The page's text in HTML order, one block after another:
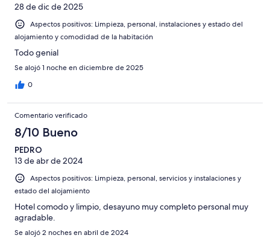
28 de dic de 2025
Aspectos positivos: Limpieza, personal, instalaciones y estado del
alojamiento y comodidad de la habitación
Todo genial
Se alojó 1 noche en diciembre de 2025
0
Comentario verificado
8/10 Bueno
PEDRO
13 de abr de 2024
Aspectos positivos: Limpieza, personal, servicios y instalaciones y
estado del alojamiento
Hotel comodo y limpio, desayuno muy completo personal muy
agradable.
Se alojó 2 noches en abril de 2024